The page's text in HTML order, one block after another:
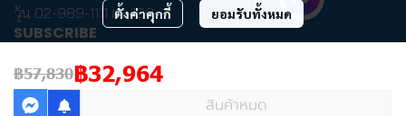
฿57,830฿32,964
สินค้าหมด
ตั้งค่าคุกกี้ ยอมรับทั้งหมด
วุ้น 02-989-1111 ต่อ 100
SUBSCRIBE